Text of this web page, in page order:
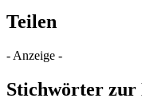
Teilen
- Anzeige -
Stichwörter zur